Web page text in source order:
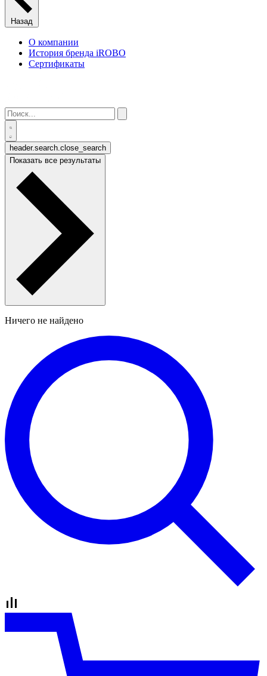
Назад
О компании
История бренда iROBO
Сертификаты
header.search.close_search
Показать все результаты
Ничего не найдено